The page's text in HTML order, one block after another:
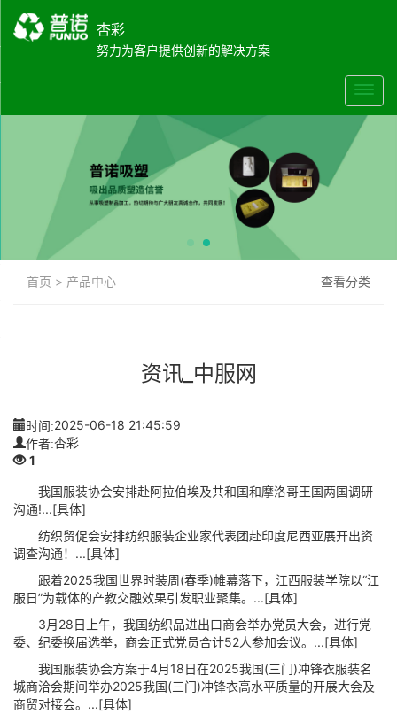
杏彩
努力为客户提供创新的解决方案
首页 > 产品中心 查看分类
资讯_中服网
时间:2025-06-18 21:45:59
作者:杏彩
1
我国服装协会安排赴阿拉伯埃及共和国和摩洛哥王国两国调研
沟通!...[具体]
纺织贸促会安排纺织服装企业家代表团赴印度尼西亚展开出资
调查沟通！...[具体]
跟着2025我国世界时装周(春季)帷幕落下，江西服装学院以“江
服日”为载体的产教交融效果引发职业聚集。...[具体]
3月28日上午，我国纺织品进出口商会举办党员大会，进行党
委、纪委换届选举，商会正式党员合计52人参加会议。...[具体]
我国服装协会方案于4月18日在2025我国(三门)冲锋衣服装名
城商洽会期间举办2025我国(三门)冲锋衣高水平质量的开展大会及
商贸对接会。...[具体]